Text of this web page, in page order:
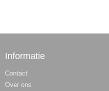
Informatie
Contact
Over ons